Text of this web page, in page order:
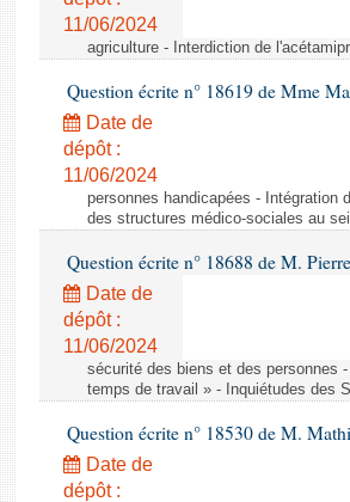
11/06/2024
agriculture - Interdiction de
Question écrite n° 18619 de Mme
Date de
dépôt :
11/06/2024
personnes handicapées - Intégration
des structures médico-sociales au
Question écrite n° 18688 de M.
Date de
dépôt :
11/06/2024
sécurité des biens et des personnes
temps de travail » - Inquiétudes des
Question écrite n° 18530 de M.
Date de
dépôt :